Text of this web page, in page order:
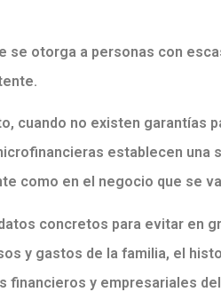
se otorga a personas con
cuando no existen
establecen
como en el negocio que se
concretos para evitar en
y gastos de la familia, el
financieros y empresariales